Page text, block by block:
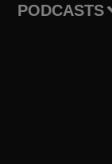
PODCASTS